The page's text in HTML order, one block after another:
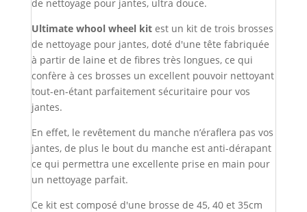
de nettoyage pour jantes, ultra douce.
Ultimate whool wheel kitest un kit de trois brosses
de nettoyage pour jantes, doté d'une tête fabriquée
à partir de laine et de fibres très longues, ce qui
confère à ces brosses un excellent pouvoir nettoyant
tout-en-étant parfaitement sécuritaire pour vos
jantes.
En effet, le revêtement du manche n’éraflera pas vos
jantes, de plus le bout du manche est anti-dérapant
ce qui permettra une excellente prise en main pour
un nettoyage parfait.
Ce kit est composé d'une brosse de 45, 40 et 35cm